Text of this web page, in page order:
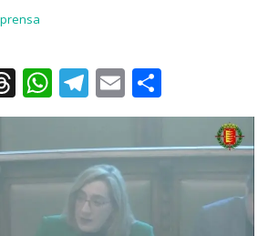
T
h
re
a
W
h
at
s
A
p
T
el
e
gr
a
m
E
m
ai
o
m